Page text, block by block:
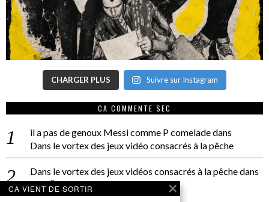
CHARGER PLUS Suivre sur Instagram
CA COMMENTE SEC
il a pas de genoux Messi comme P comeladedans
Dans le vortex des jeux vidéo consacrés à la pêche
Dans le vortex des jeux vidéos consacrés à la pêchedans
PACÔME THIELLEMENT
La séance d’Hip Gnose
CA VIENT DE SORTIR